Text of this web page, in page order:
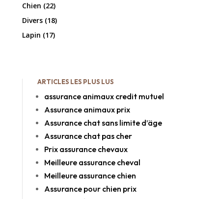
Chien (22)
Divers(18)
Lapin (17)
ARTICLES LES PLUS LUS
assurance animaux credit mutuel
Assurance animaux prix
Assurance chat sans limite d’äge
Assurance chat pas cher
Prix assurance chevaux
Meilleure assurance cheval
Meilleure assurance chien
Assurance pour chien prix